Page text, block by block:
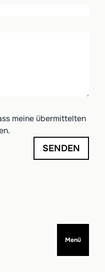
Menü
meine übermittelten
SENDEN